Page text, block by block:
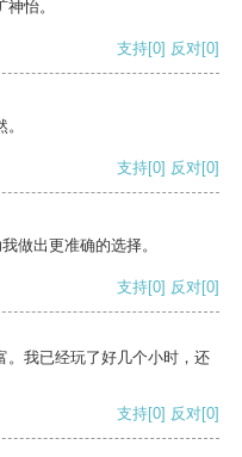
怡。
支持[0] 反对[0]
支持[0] 反对[0]
做出更准确的选择。
支持[0] 反对[0]
。我已经玩了好几个小时，还
支持[0] 反对[0]